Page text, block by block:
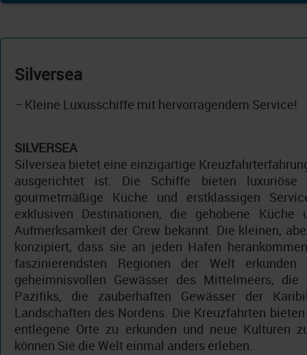
Silversea
– Kleine Luxusschiffe mit hervorragendem Service!
SILVERSEA
Silversea bietet eine einzigartige
ausgerichtet ist. Die Schiffe bieten luxuriöse
gourmetmäßige Küche und erstklassigen
exklusiven Destinationen, die gehobene Küche
Aufmerksamkeit der Crew bekannt. Die kleinen,
konzipiert, dass sie an jeden Hafen
faszinierendsten Regionen der Welt
geheimnisvollen Gewässer des Mittelmeers, die
Pazifiks, die zauberhaften Gewässer der
Landschaften des Nordens. Die Kreuzfahrten
entlegene Orte zu erkunden und neue Kulturen
können Sie die Welt einmal anders erleben.